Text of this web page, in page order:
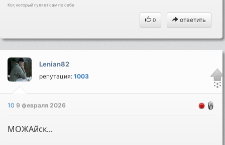
Кот, который гуляет сам по себе
0 ответить
Lenian82
репутация:1003
109 февраля 2026
МОЖАйск...